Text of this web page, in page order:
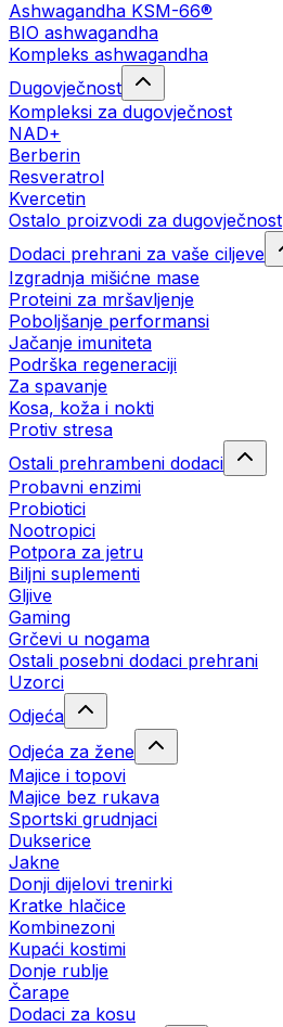
Ashwagandha KSM-66®
BIO ashwagandha
Kompleks ashwagandha
Dugovječnost
Kompleksi za dugovječnost
NAD+
Berberin
Resveratrol
Kvercetin
Ostalo proizvodi za dugovječnost
Dodaci prehrani za vaše ciljeve
Izgradnja mišićne mase
Proteini za mršavljenje
Poboljšanje performansi
Jačanje imuniteta
Podrška regeneraciji
Za spavanje
Kosa, koža i nokti
Protiv stresa
Ostali prehrambeni dodaci
Probavni enzimi
Probiotici
Nootropici
Potpora za jetru
Biljni suplementi
Gljive
Gaming
Grčevi u nogama
Ostali posebni dodaci prehrani
Uzorci
Odjeća
Odjeća za žene
Majice i topovi
Majice bez rukava
Sportski grudnjaci
Dukserice
Jakne
Donji dijelovi trenirki
Kratke hlačice
Kombinezoni
Kupaći kostimi
Donje rublje
Čarape
Dodaci za kosu